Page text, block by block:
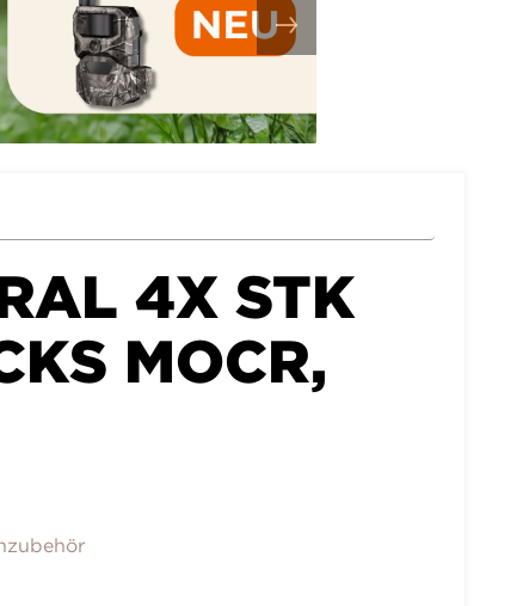
4X STK
MOCR,